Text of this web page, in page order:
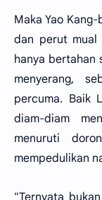
Maka Yao
dan perut mual
hanya bertahan
menyerang,
percuma. Baik
diam-diam
menuruti
mempedulikan